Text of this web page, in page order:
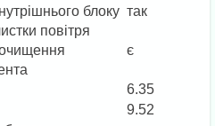
блоку так
повітря
є
6.35
9.52